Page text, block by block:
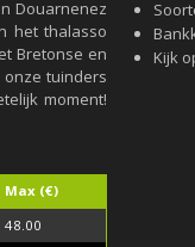
Douarnenez
het thalasso
Bretonse en
tuinders
moment!
Max (€)
48.00
Kijk